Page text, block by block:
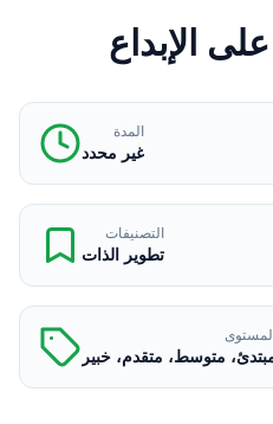
الإبداع
المدة
غير محدد
التصنيفات
تطوير الذات
متوسط، متقدم، خبير